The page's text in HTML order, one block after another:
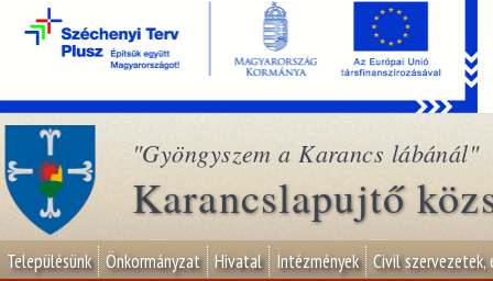
"Gyöngyszem a Karancs lábánál"
Karancslapujtő
Településünk Önkormányzat Hivatal Intézmények Civil szervezetek,